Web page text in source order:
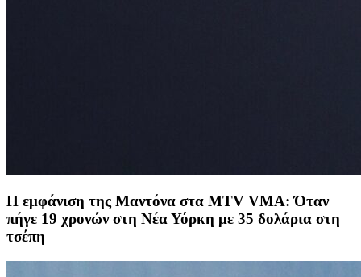
Η εμφάνιση της Μαντόνα στα MTV VMA: Όταν
πήγε 19 χρονών στη Νέα Υόρκη με 35 δολάρια στη
τσέπη